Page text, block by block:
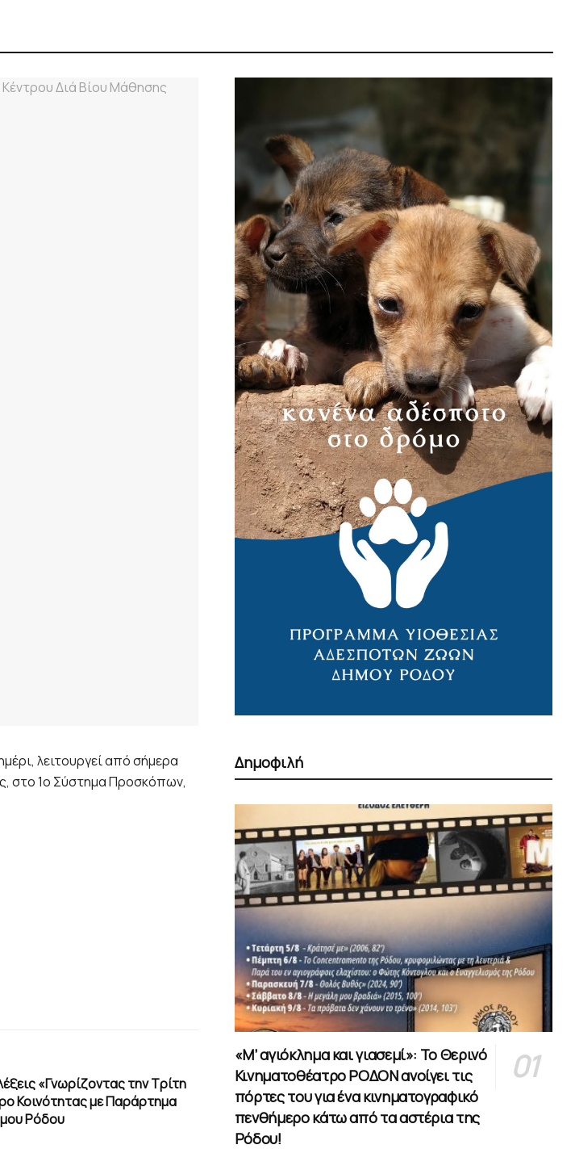
λειτουργεί από σήμερα
στο 1ο Σύστημα Προσκόπων,
«Γνωρίζοντας την Τρίτη
Κοινότητας με Παράρτημα
Ρόδου
Δημοφιλή
«Μ’ αγιόκλημα και γιασεμί»: Το Θερινό
Κινηματοθέατρο ΡΟΔΟΝ ανοίγει τις
πόρτες του για ένα κινηματογραφικό
πενθήμερο κάτω από τα αστέρια της
Ρόδου!